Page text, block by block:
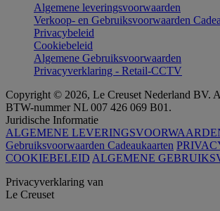
Algemene leveringsvoorwaarden
Verkoop- en Gebruiksvoorwaarden
Privacybeleid
Cookiebeleid
Algemene Gebruiksvoorwaarden
Privacyverklaring - Retail-CCTV
Copyright © 2026, Le Creuset Nederland BV.
BTW-nummer NL 007 426 069 B01.
Juridische Informatie
ALGEMENE
Gebruiksvoorwaarden Cadeaukaarten
COOKIEBELEID ALGEMENE
Privacyverklaring van
Le Creuset